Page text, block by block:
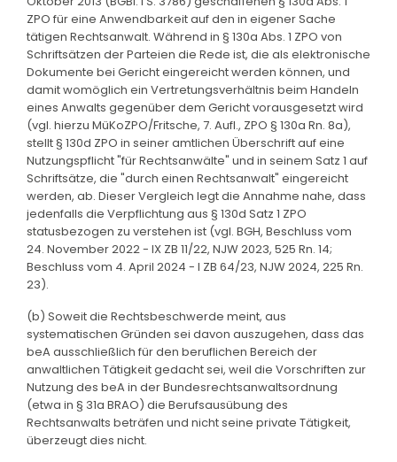
ZPO für eine Anwendbarkeit auf den in eigener Sache
tätigen Rechtsanwalt. Während in § 130a Abs. 1 ZPO von
Schriftsätzen der Parteien die Rede ist, die als elektronische
Dokumente bei Gericht eingereicht werden können, und
damit womöglich ein Vertretungsverhältnis beim Handeln
eines Anwalts gegenüber dem Gericht vorausgesetzt wird
(vgl. hierzu MüKoZPO/Fritsche, 7. Aufl., ZPO § 130a Rn. 8a),
stellt § 130d ZPO in seiner amtlichen Überschrift auf eine
Nutzungspflicht "für Rechtsanwälte" und in seinem Satz 1 auf
Schriftsätze, die "durch einen Rechtsanwalt" eingereicht
werden, ab. Dieser Vergleich legt die Annahme nahe, dass
jedenfalls die Verpflichtung aus § 130d Satz 1 ZPO
statusbezogen zu verstehen ist (vgl. BGH, Beschluss vom
24. November 2022 - IX ZB 11/22, NJW 2023, 525 Rn. 14;
Beschluss vom 4. April 2024 - I ZB 64/23, NJW 2024, 225 Rn.
23).
(b) Soweit die Rechtsbeschwerde meint, aus
systematischen Gründen sei davon auszugehen, dass das
beA ausschließlich für den beruflichen Bereich der
anwaltlichen Tätigkeit gedacht sei, weil die Vorschriften zur
Nutzung des beA in der Bundesrechtsanwaltsordnung
(etwa in § 31a BRAO) die Berufsausübung des
Rechtsanwalts beträfen und nicht seine private Tätigkeit,
überzeugt dies nicht.